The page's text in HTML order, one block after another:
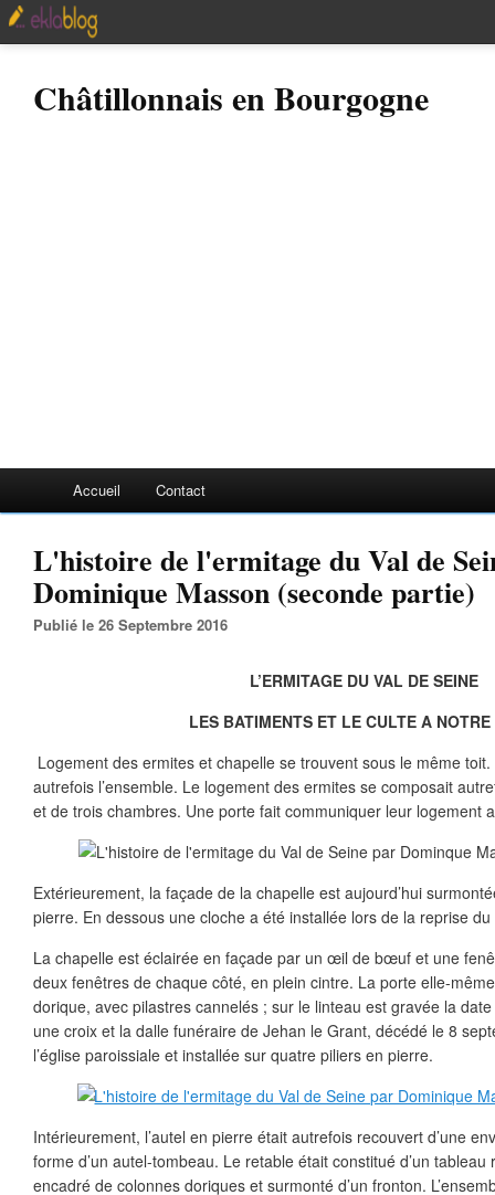
Châtillonnais en Bourgogne
Accueil Contact
L'histoire de l'ermitage du Val de
Dominique Masson (seconde partie)
Publié le 26 Septembre 2016
L’ERMITAGE DU VAL DE SEINE
LES BATIMENTS ET LE CULTE A
Logement des ermites et chapelle se trouvent sous le même
autrefois l’ensemble. Le logement des ermites se composait
et de trois chambres. Une porte fait communiquer leur logement
Extérieurement, la façade de la chapelle est aujourd’hui
pierre. En dessous une cloche a été installée lors de la reprise
La chapelle est éclairée en façade par un œil de bœuf et une
deux fenêtres de chaque côté, en plein cintre. La porte elle-
dorique, avec pilastres cannelés ; sur le linteau est gravée la
une croix et la dalle funéraire de Jehan le Grant, décédé le 8
l’église paroissiale et installée sur quatre piliers en pierre.
Intérieurement, l’autel en pierre était autrefois recouvert d’une
forme d’un autel-tombeau. Le retable était constitué d’un tableau
encadré de colonnes doriques et surmonté d’un fronton.